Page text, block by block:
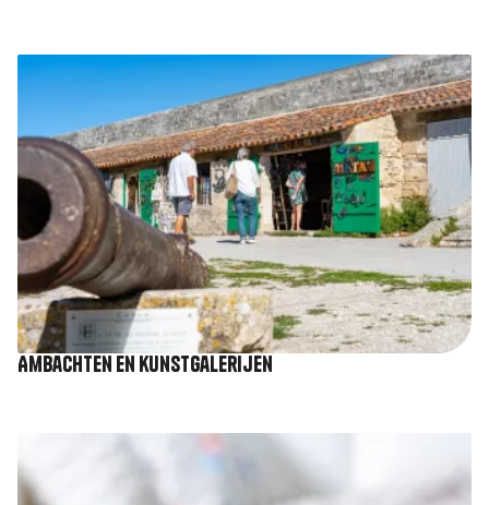
Afbeelding
Ambachten en kunstgalerijen